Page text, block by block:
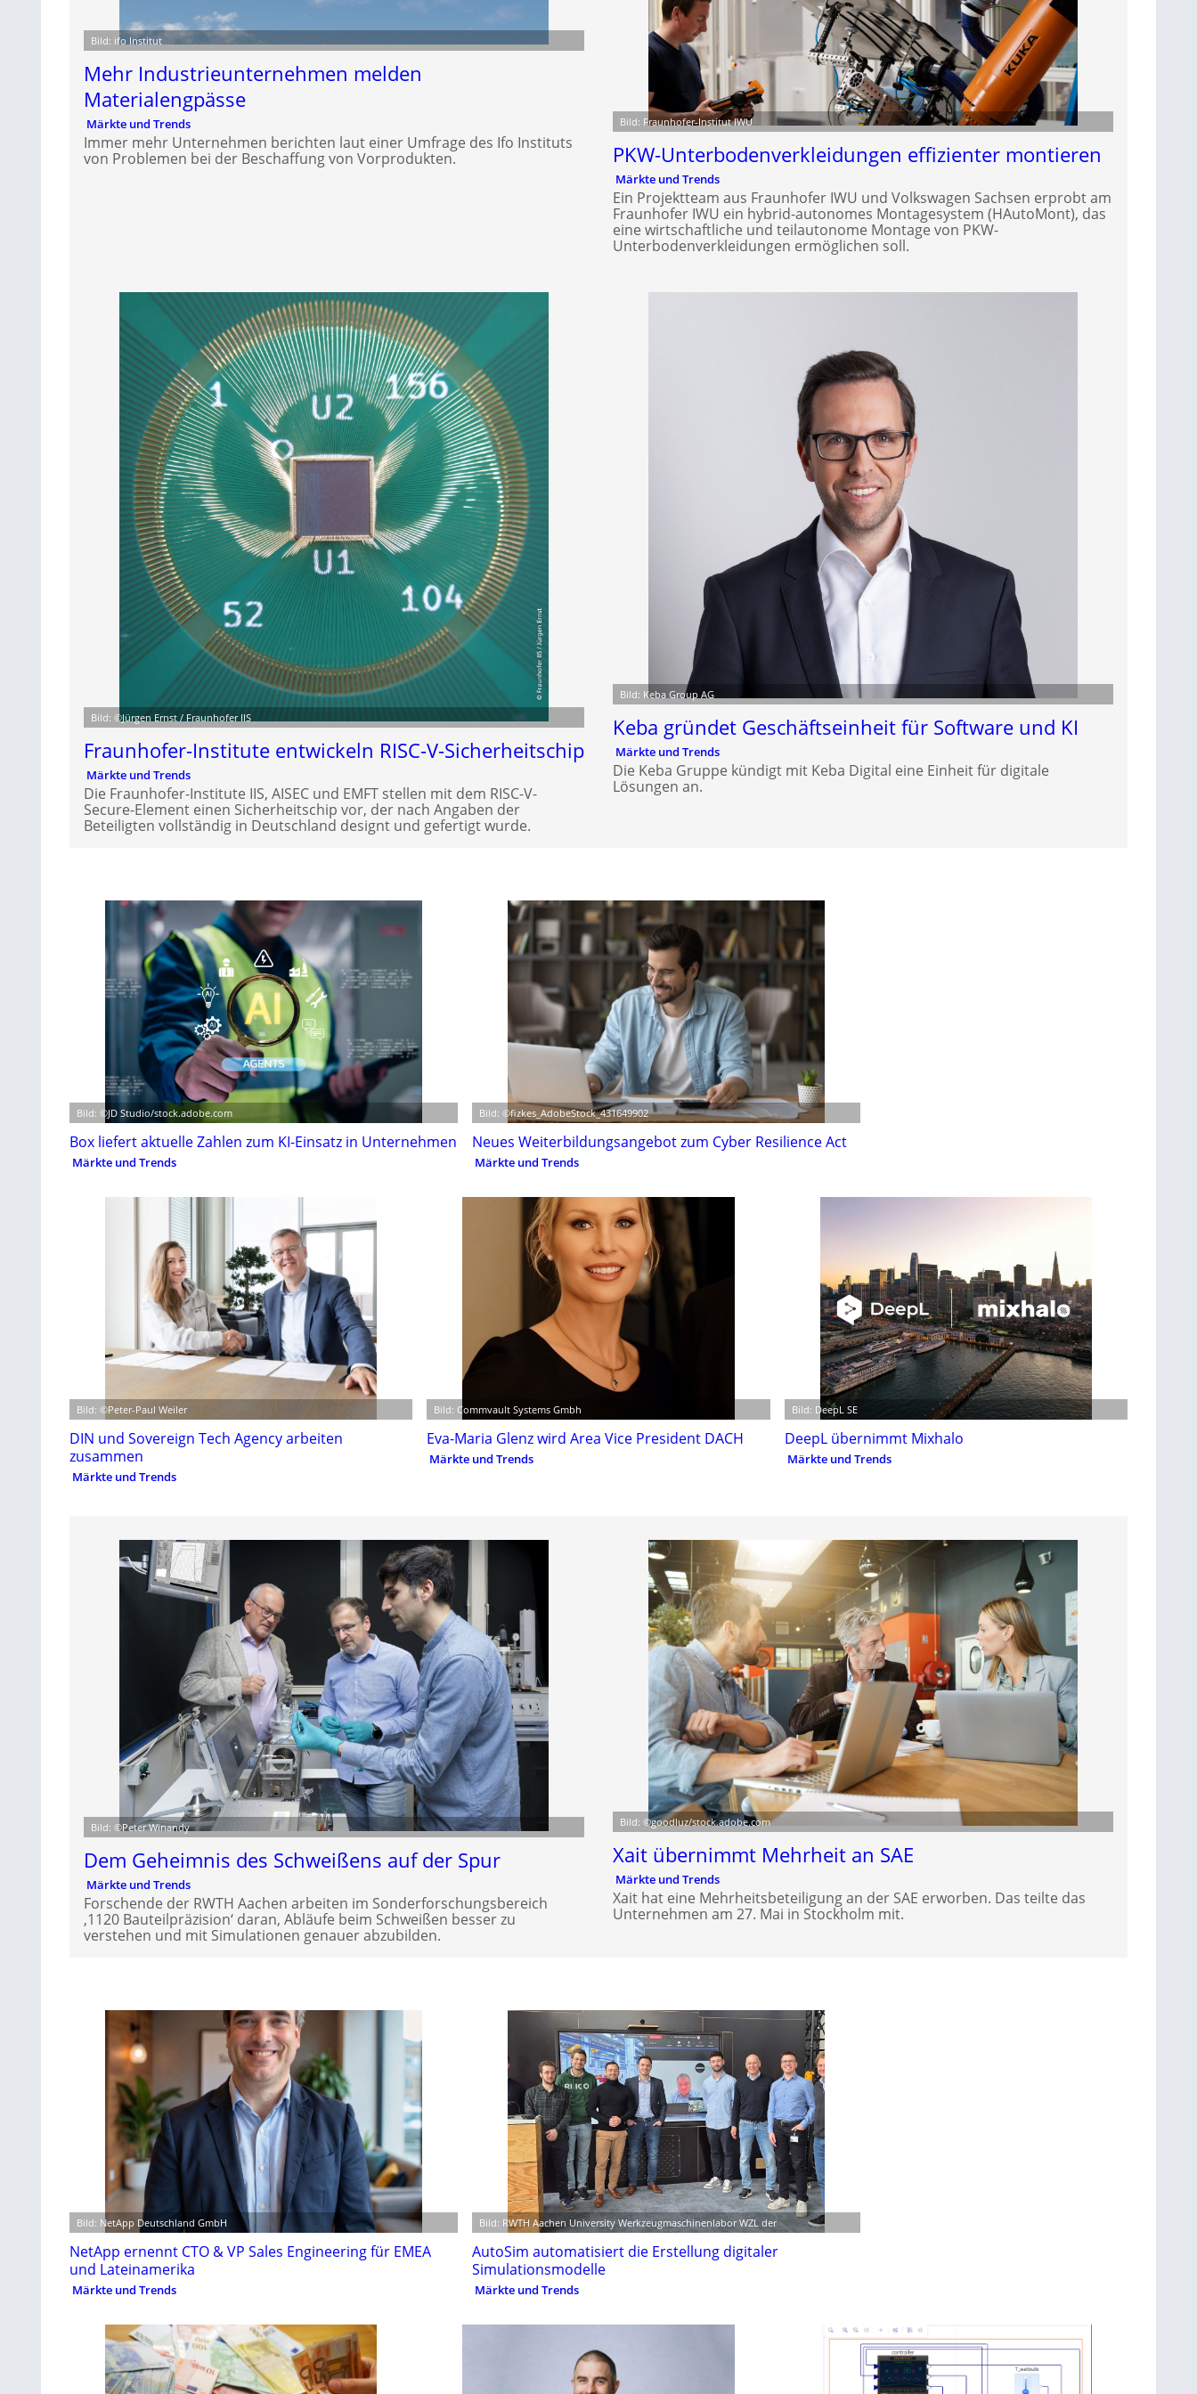
Bild: ifo Institut
Mehr Industrieunternehmen melden
Materialengpässe
Märkte und Trends
Immer mehr Unternehmen berichten laut einer Umfrage des Ifo Instituts
von Problemen bei der Beschaffung von Vorprodukten.
Bild: Fraunhofer-Institut IWU
PKW-Unterbodenverkleidungen effizienter montieren
Märkte und Trends
Ein Projektteam aus Fraunhofer IWU und Volkswagen Sachsen erprobt am
Fraunhofer IWU ein hybrid-autonomes Montagesystem (HAutoMont), das
eine wirtschaftliche und teilautonome Montage von PKW-
Unterbodenverkleidungen ermöglichen soll.
Bild: ©Jürgen Ernst / Fraunhofer IIS
Fraunhofer-Institute entwickeln RISC-V-Sicherheitschip
Märkte und Trends
Die Fraunhofer-Institute IIS, AISEC und EMFT stellen mit dem RISC-V-
Secure-Element einen Sicherheitschip vor, der nach Angaben der
Beteiligten vollständig in Deutschland designt und gefertigt wurde.
Bild: Keba Group AG
Keba gründet Geschäftseinheit für Software und KI
Märkte und Trends
Die Keba Gruppe kündigt mit Keba Digital eine Einheit für digitale
Lösungen an.
Bild: ©JD Studio/stock.adobe.com
Box liefert aktuelle Zahlen zum KI-Einsatz in Unternehmen
Märkte und Trends
Bild: ©fizkes_AdobeStock_431649902
Neues Weiterbildungsangebot zum Cyber Resilience Act
Märkte und Trends
Bild: ©Peter-Paul Weiler
DIN und Sovereign Tech Agency arbeiten
zusammen
Märkte und Trends
Bild: Commvault Systems Gmbh
Eva-Maria Glenz wird Area Vice President DACH
Märkte und Trends
Bild: DeepL SE
DeepL übernimmt Mixhalo
Märkte und Trends
Bild: ©Peter Winandy
Dem Geheimnis des Schweißens auf der Spur
Märkte und Trends
Forschende der RWTH Aachen arbeiten im Sonderforschungsbereich
‚1120 Bauteilpräzision‘ daran, Abläufe beim Schweißen besser zu
verstehen und mit Simulationen genauer abzubilden.
Bild: ©goodluz/stock.adobe.com
Xait übernimmt Mehrheit an SAE
Märkte und Trends
Xait hat eine Mehrheitsbeteiligung an der SAE erworben. Das teilte das
Unternehmen am 27. Mai in Stockholm mit.
Bild: NetApp Deutschland GmbH
NetApp ernennt CTO & VP Sales Engineering für EMEA
und Lateinamerika
Märkte und Trends
Bild: RWTH Aachen University Werkzeugmaschinenlabor WZL der
AutoSim automatisiert die Erstellung digitaler
Simulationsmodelle
Märkte und Trends